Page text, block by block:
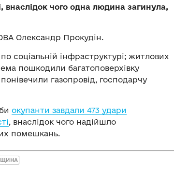
внаслідок чого одна людина загинула,
Олександр Прокудін.
соціальній інфраструктурі; житлових
пошкодили багатоповерхівку
газопровід, господарчу
окупанти завдали 473 удари
, внаслідок чого надійшло
помешкань.